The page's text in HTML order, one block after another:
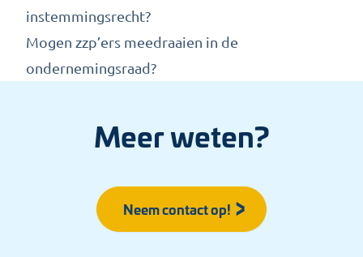
instemmingsrecht?
Mogen zzp’ers meedraaien in de
ondernemingsraad?
Meer weten?
Neem contact op!